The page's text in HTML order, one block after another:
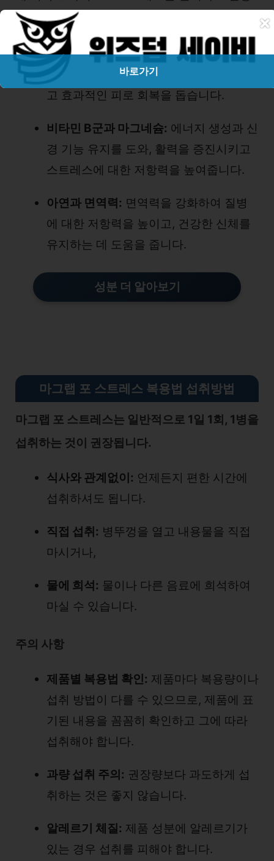
을 증진시켜 줍니다.
마그네슘과 홍경천:스트레스로 인한 피
로 개선에 시너지 효과를 발휘하여, 빠르
고 효과적인 피로 회복을 돕습니다.
비타민 B군과 마그네슘: 에너지 생성과 신
경 기능 유지를 도와, 활력을 증진시키고
스트레스에 대한 저항력을 높여줍니다.
아연과 면역력: 면역력을 강화하여 질병
에 대한 저항력을 높이고, 건강한 신체를
유지하는 데 도움을 줍니다.
성분 더 알아보기
마그랩 포 스트레스 복용법 섭취방법
마그랩 포 스트레스는 일반적으로 1일 1회, 1병을
섭취하는 것이 권장됩니다.
식사와 관계없이: 언제든지 편한 시간에
섭취하셔도 됩니다.
직접 섭취: 병뚜껑을 열고 내용물을 직접
마시거나,
물에 희석: 물이나 다른 음료에 희석하여
마실 수 있습니다.
주의 사항
제품별 복용법 확인: 제품마다 복용량이나
섭취 방법이 다를 수 있으므로, 제품에 표
기된 내용을 꼼꼼히 확인하고 그에 따라
섭취해야 합니다.
과량 섭취 주의: 권장량보다 과도하게 섭
취하는 것은 좋지 않습니다.
알레르기 체질: 제품 성분에 알레르기가
있는 경우 섭취를 피해야 합니다.
×
바로가기